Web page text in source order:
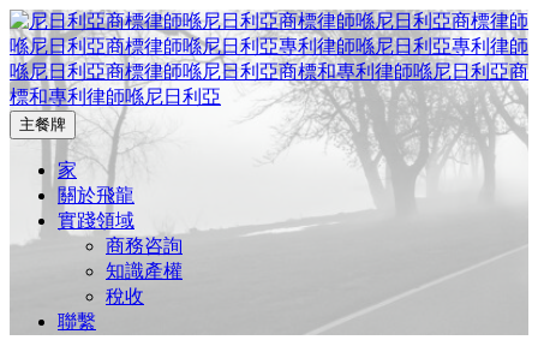
跳
到
內
容
尼日利亞商標律師事務所, 尼日
利亞專利律師事務所, 尼日利亞
知識產權律師事務所,
尼日利亞商標律師事務所, 尼日利亞專利律師事務所, 尼日利亞
知識產權律師事務所, 尼日利亞知識產權律師事務所
主餐牌
家
關於飛龍
實踐領域
商務咨詢
知識產權
稅收
聯繫